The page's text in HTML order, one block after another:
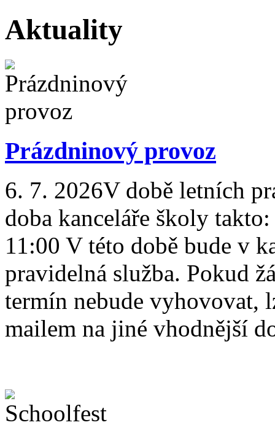
Aktuality
Prázdninový provoz
6. 7. 2026V době letních
doba kanceláře školy
11:00 V této době bude v
pravidelná služba. Pokud
termín nebude vyhovovat,
mailem na jiné vhodnější